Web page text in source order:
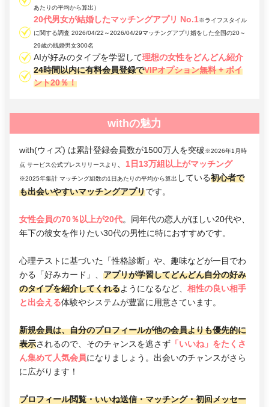
あたりの平均から算出）
20代男女が結婚したマッチングアプリ No.1※ライフスタイル
に関する調査 2026/04/22～2026/04/29マッチングアプリ婚をした全国の20～
29歳の既婚男女300名
AIが好みのタイプを学習して理想の女性をどんどん紹介
24時間以内に有料会員登録でVIPオプション無料 + ポイ
ント20％！
withの魅力
with(ウィズ) は累計登録会員数が1500万人を突破※2026年1月時
点 サービス公式プレスリリースより 1日13万組以上がマッチング
※2025年集計 マッチング組数の1日あたりの平均から算出 している初心者で
も出会いやすいマッチングアプリです。
女性会員の70％以上が20代。同年代の恋人がほしい20代や、
年下の彼女を作りたい30代の男性に特におすすめです。
心理テストに基づいた「性格診断」や、趣味などが一目でわ
かる「好みカード」、 アプリが学習してどんどん自分の好み
のタイプを紹介してくれるようになるなど、 相性の良い相手
と出会える体験やシステムが豊富に用意さています。
新規会員は、自分のプロフィールが他の会員よりも優先的に
表示されるので、そのチャンスを逃さず 「いいね」をたくさ
ん集めて人気会員になりましょう。出会いのチャンスがさら
に広がります！
プロフィール閲覧・いいね送信・マッチング・初回メッセー